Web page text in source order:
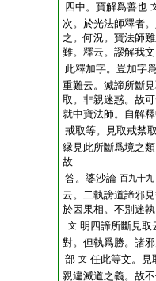
四中。寶解爲善也
次。於光法師釋者
之。何況。寶法師
難。釋云。謬解我
此釋加字。豈加字
重難云。滅諦所斷
取。非親迷惑。故
就中寶法師。自解
戒取等。見取戒禁
縁見此所斷爲境之
故
答。婆沙論 百九十九
云。二執謗道諦邪
於因果相。不別迷
文 明四諦所斷見取
對。但執爲勝。諸
部 文 任此等文。見
親違滅道之義。故